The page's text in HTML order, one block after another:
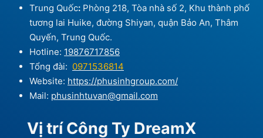
Trung Quốc: Phòng 218, Tòa nhà số 2, Khu thành phố
tương lai Huike, đường Shiyan, quận Bảo An, Thâm
Quyến, Trung Quốc.
Hotline: 19876717856
Tổng đài: 0971536814
Website: https://phusinhgroup.com/
Mail: phusinhtuvan@gmail.com
Vị trí Công Ty DreamX